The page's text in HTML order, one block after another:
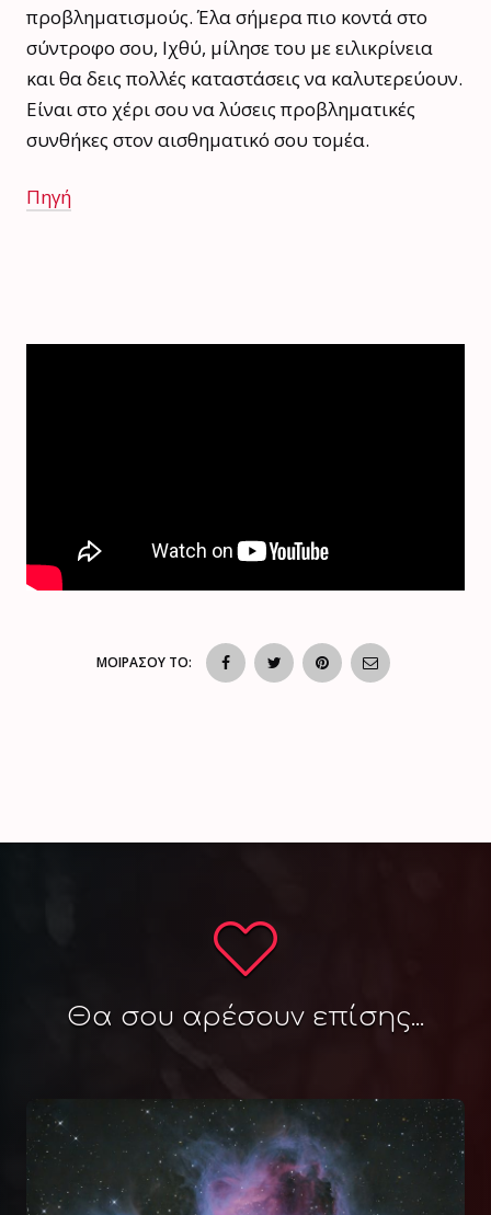
προβληματισμούς. Έλα σήμερα πιο κοντά στο
σύντροφο σου, Ιχθύ, μίλησε του με ειλικρίνεια
και θα δεις πολλές καταστάσεις να καλυτερεύουν.
Είναι στο χέρι σου να λύσεις προβληματικές
συνθήκες στον αισθηματικό σου τομέα.
Πηγή
ΜΟΙΡΑΣΟΥ ΤΟ:
Θα σου αρέσουν επίσης...